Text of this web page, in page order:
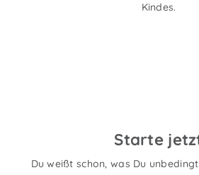
Kindes.
Starte
Du weißt schon, was Du